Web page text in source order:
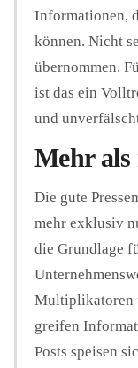
Informationen,
können. Nicht
übernommen.
ist das ein
und
Mehr als
Die gute
mehr exklusiv
die Grundlage
Multiplikatoren
greifen
Posts speisen